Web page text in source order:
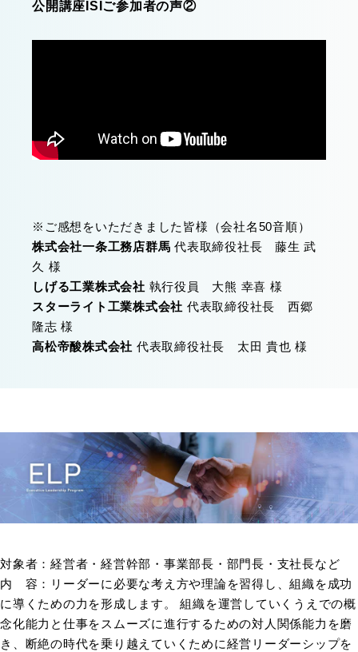
公開講座ISIご参加者の声②
※ご感想をいただきました皆様（会社名50音順）
株式会社一条工務店群馬 代表取締役社長 藤生 武
久 様
しげる工業株式会社 執行役員 大熊 幸喜 様
スターライト工業株式会社 代表取締役社長 西郷
隆志 様
高松帝酸株式会社 代表取締役社長 太田 貴也 様
対象者：経営者・経営幹部・事業部長・部門長・支社長など
内 容：リーダーに必要な考え方や理論を習得し、組織を成功
に導くための力を形成します。 組織を運営していくうえでの概
念化能力と仕事をスムーズに進行するための対人関係能力を磨
き、断絶の時代を乗り越えていくために経営リーダーシップを